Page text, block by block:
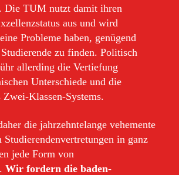
Die TUM nutzt damit ihren
aus und wird
Probleme haben, genügend
zu finden. Politisch
allerding die Vertiefung
Unterschiede und die
Klassen-Systems.
die jahrzehntelange vehemente
in ganz
jede Form von
Wir fordern die baden-